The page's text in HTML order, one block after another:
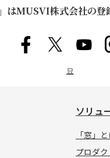
」はMUSVI株式会社の登
묘
ソリュ
「窓」
プロダク